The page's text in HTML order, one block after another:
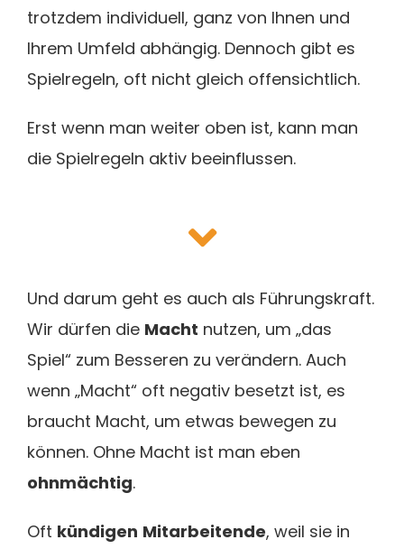
trotzdem individuell, ganz von Ihnen und
Ihrem Umfeld abhängig. Dennoch gibt es
Spielregeln, oft nicht gleich offensichtlich.
Erst wenn man weiter oben ist, kann man
die Spielregeln aktiv beeinflussen.
Und darum geht es auch als Führungskraft.
Wir dürfen die Macht nutzen, um „das
Spiel“ zum Besseren zu verändern. Auch
wenn „Macht“ oft negativ besetzt ist, es
braucht Macht, um etwas bewegen zu
können. Ohne Macht ist man eben
ohnmächtig.
Oft kündigen Mitarbeitende, weil sie in